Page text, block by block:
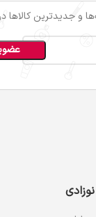
و جدیدترین کالاها
نوزادی